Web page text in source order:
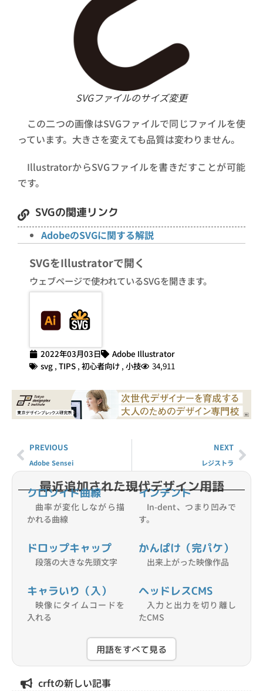
SVGファイルのサイズ変更
この二つの画像はSVGファイルで同じファイルを使
っています。大きさを変えても品質は変わりません。
IllustratorからSVGファイルを書きだすことが可能
です。
SVGの関連リンク
AdobeのSVGに関する解説
SVGをIllustratorで開く
ウェブページで使われているSVGを開きます。
2022年03月03日
Adobe Illustrator
svg , TIPS , 初心者向け , 小技 34,911
PREVIOUS
Adobe Sensei
NEXT
レジストラ
最近追加された現代デザイン用語
クロソイド曲線
曲率が変化しながら描
かれる曲線
インデント
In-dent、つまり凹みで
す。
ドロップキャップ
段落の大きな先頭文字
かんぱけ（完パケ）
出来上がった映像作品
キャラいり（入）
映像にタイムコードを
入れる
ヘッドレスCMS
入力と出力を切り離し
たCMS
用語をすべて見る
crftの新しい記事